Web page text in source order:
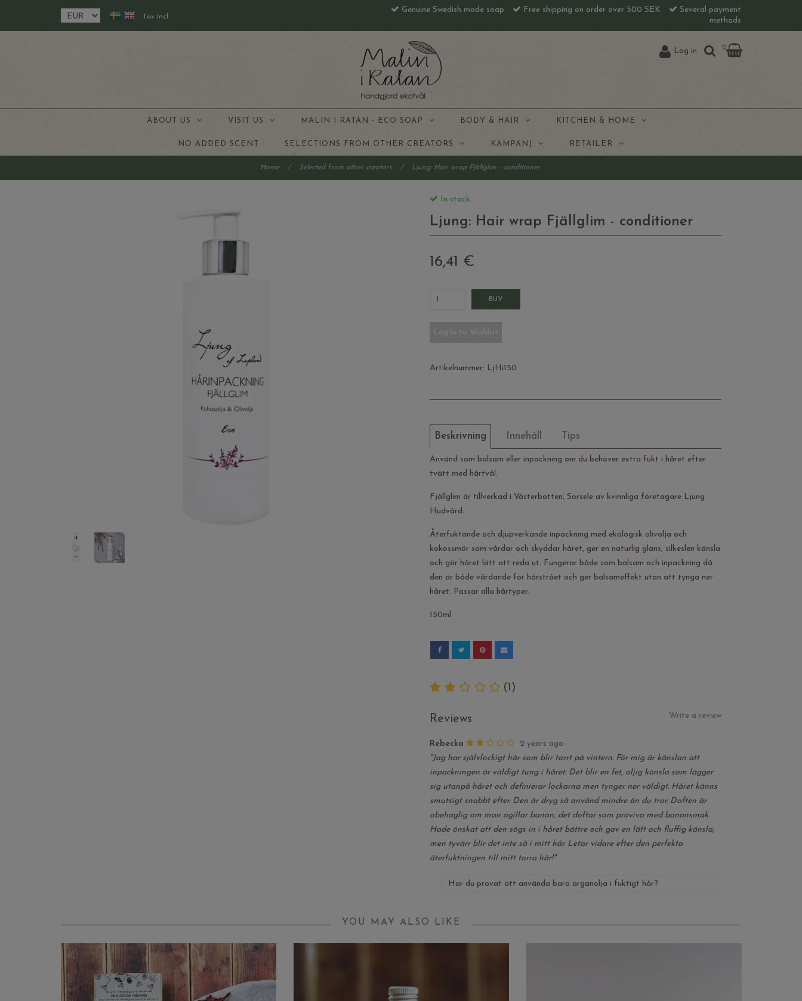
Tax Incl.
Genuine Swedish made soap Free shipping on order over 500 SEK
Several payment
methods
Log in 0
ABOUT US VISIT US MALIN I RATAN - ECO SOAP BODY & HAIR KITCHEN & HOME
NO ADDED SCENT SELECTIONS FROM OTHER CREATORS KAMPANJ RETAILER
Home / Selected from other creators / Ljung: Hair wrap Fjällglim - conditioner
In stock.
Ljung: Hair wrap Fjällglim - conditioner
16,41 €
BUY
Artikelnummer: LjHi150
Beskrivning Innehåll Tips
Använd som balsam eller inpackning om du behöver extra fukt i håret efter
tvätt med hårtvål.
Fjällglim är tillverkad i Västerbotten, Sorsele av kvinnliga företagare Ljung
Hudvård.
Återfuktande och djupverkande inpackning med ekologisk olivolja och
kokossmör som vårdar och skyddar håret, ger en naturlig glans, silkeslen känsla
och gör håret lätt att reda ut. Fungerar både som balsam och inpackning då
den är både vårdande för hårstrået och ger balsameffekt utan att tynga ner
håret. Passar alla hårtyper.
150ml
(1)
Reviews Write a review
Rebecka
2 years ago
"Jag har självlockigt hår som blir torrt på vintern. För mig är känslan att
inpackningen är väldigt tung i håret. Det blir en fet, oljig känsla som lägger
sig utanpå håret och definierar lockarna men tynger ner väldigt. Håret känns
smutsigt snabbt efter. Den är dryg så använd mindre än du tror. Doften är
obehaglig om man ogillar banan, det doftar som proviva med banansmak.
Hade önskat att den sögs in i håret bättre och gav en lätt och fluffig känsla,
men tyvärr blir det inte så i mitt hår. Letar vidare efter den perfekta
återfuktningen till mitt torra hår!"
Har du provat att använda bara arganolja i fuktigt hår?
YOU MAY ALSO LIKE